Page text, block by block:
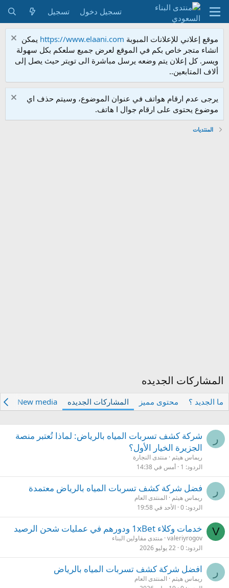
تسجيل دخول تسجيل
موقع إعلاني للإعلانات المبوبة https://www.elaani.com يمكن
انشاء متجر خاص بكم في الموقع لعرض جميع سلعكم بكل سهولة
ويسر. كل إعلان يتم وضعه يرسل مباشرة الى تويتر حيث يصل إلى
ألاف المتابعين..
يرجى عدم ارقام هواتف في عنوان الموضوع، وسيتم حذف اي
موضوع يحتوى على ارقام جوال ا هاتف.
المنتديات
المشاركات الجديده
ما الجديد ؟ محتوى مميز المشاركات الجديده New media
ر
شركة كشف تسربات المياه بالرياض: لماذا تُعتبر منصة
الجزيرة الخيار الأول؟
ريماس هيثم منتدى النجارة
الردود 1 أمس في 14:38
ر فضل شركة كشف تسربات المياه بالرياض معتمدة
ريماس هيثم المنتدى العام
الردود 0 الأحد في 19:58
V خدمات وكلاء 1xBet ودورهم في عمليات شحن الرصيد
valeriyrogov منتدى مقاولين البناء
الردود 0 22 يوليو 2026
ر افضل شركة كشف تسربات المياه بالرياض
ريماس هيثم المنتدى العام